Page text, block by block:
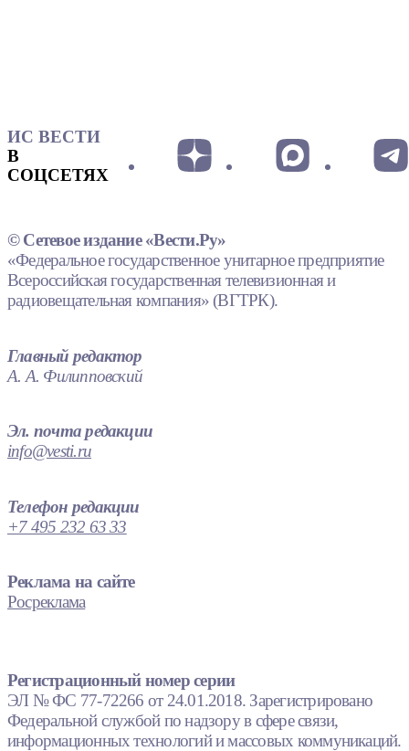
ИС ВЕСТИ
В
СОЦСЕТЯХ
© Сетевое издание «Вести.Ру»
«Федеральное государственное унитарное предприятие
Всероссийская государственная телевизионная и
радиовещательная компания» (ВГТРК).
Главный редактор
А. А. Филипповский
Эл. почта редакции
info@vesti.ru
Телефон редакции
+7 495 232 63 33
Реклама на сайте
Росреклама
Регистрационный номер серии
ЭЛ № ФС 77-72266 от 24.01.2018. Зарегистрировано
Федеральной службой по надзору в сфере связи,
информационных технологий и массовых коммуникаций.